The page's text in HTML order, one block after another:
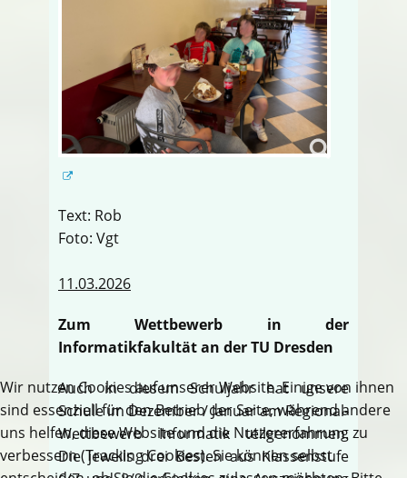
Text: Rob
Foto: Vgt
11.03.2026
Zum Wettbewerb in der
Informatikfakultät an der TU Dresden
Auch in diesem Schuljahr hat unsere
Schule im Dezember / Januar am Regional-
Wettbewerb Informatik teilgenommen.
Die jeweils drei Besten aus Klassenstufe
Wir nutzen Cookies auf unserer Website. Einige von ihnen
sind essenziell für den Betrieb der Seite, während andere
uns helfen, diese Website und die Nutzererfahrung zu
verbessern (Tracking Cookies). Sie können selbst